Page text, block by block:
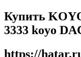
Купить
3333 koyo
https://